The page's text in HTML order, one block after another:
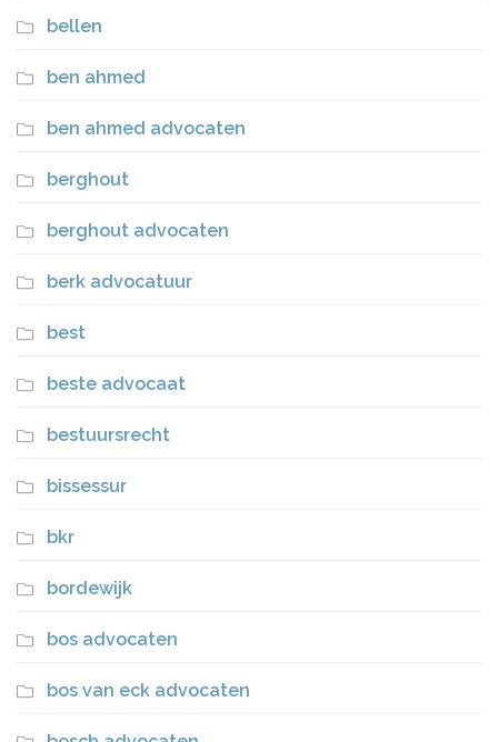
bellen
ben ahmed
ben ahmed advocaten
berghout
berghout advocaten
berk advocatuur
best
beste advocaat
bestuursrecht
bissessur
bkr
bordewijk
bos advocaten
bos van eck advocaten